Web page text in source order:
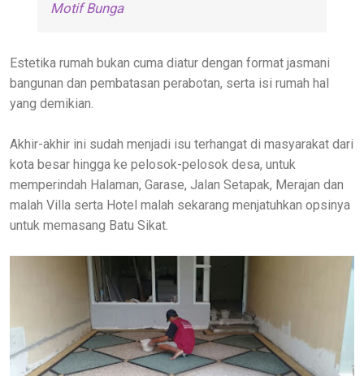
Motif Bunga
Estetika rumah bukan cuma diatur dengan format jasmani
bangunan dan pembatasan perabotan, serta isi rumah hal
yang demikian.
Akhir-akhir ini sudah menjadi isu terhangat di masyarakat dari
kota besar hingga ke pelosok-pelosok desa, untuk
memperindah Halaman, Garase, Jalan Setapak, Merajan dan
malah Villa serta Hotel malah sekarang menjatuhkan opsinya
untuk memasang Batu Sikat.